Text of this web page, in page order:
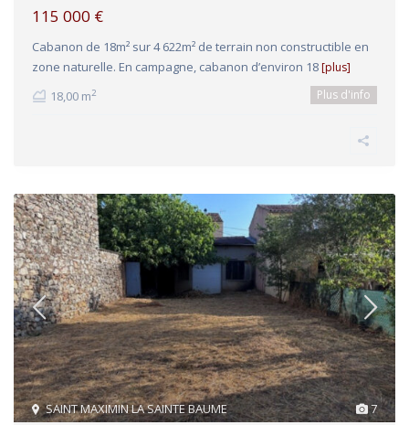
115 000 €
Cabanon de 18m² sur 4 622m² de terrain non constructible en
zone naturelle. En campagne, cabanon d’environ 18 [plus]
18,00 m2 Plus d'info
7
SAINT MAXIMIN LA SAINTE BAUME